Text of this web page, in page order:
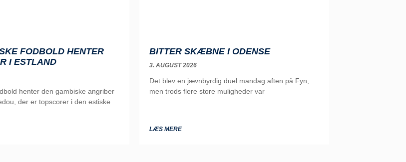
FODBOLD HENTER
I ESTLAND
henter den gambiske angriber
der er topscorer i den estiske
BITTER SKÆBNE I ODENSE
3. AUGUST 2026
Det blev en jævnbyrdig duel mandag aften på Fyn,
men trods flere store muligheder var
LÆS MERE